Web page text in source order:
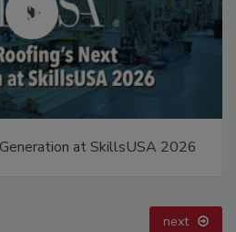
at SkillsUSA 2026
next